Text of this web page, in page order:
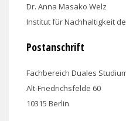
Dr. Anna Masako Welz
Institut für Nachhaltigkeit
Postanschrift
Fachbereich Duales
Alt-Friedrichsfelde 60
10315 Berlin